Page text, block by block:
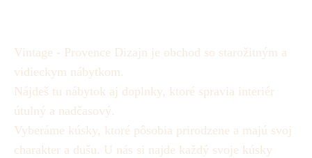
Vintage - Provence Dizajn je obchod so starožitným a
vidieckym nábytkom.
Nájdeš tu nábytok aj doplnky, ktoré spravia interiér
útulný a nadčasový.
Vyberáme kúsky, ktoré pôsobia prirodzene a majú svoj
charakter a dušu. U nás si najde každý svoje kúsky